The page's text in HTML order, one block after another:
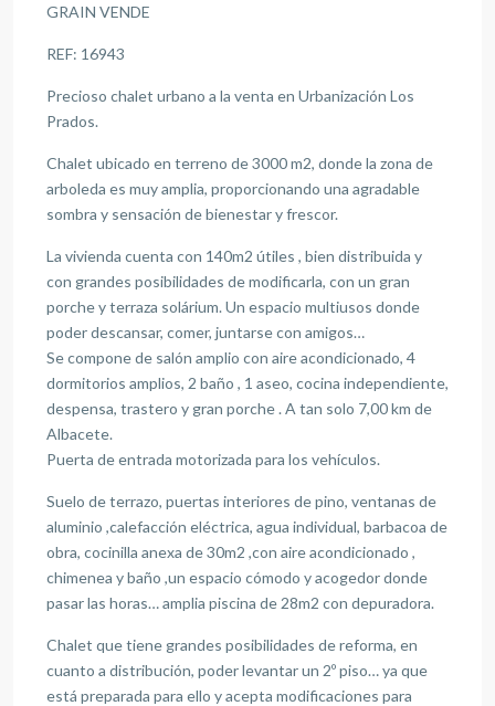
GRAIN VENDE
REF: 16943
Precioso chalet urbano a la venta en Urbanización Los
Prados.
Chalet ubicado en terreno de 3000 m2, donde la zona de
arboleda es muy amplia, proporcionando una agradable
sombra y sensación de bienestar y frescor.
La vivienda cuenta con 140m2 útiles , bien distribuida y
con grandes posibilidades de modificarla, con un gran
porche y terraza solárium. Un espacio multiusos donde
poder descansar, comer, juntarse con amigos…
Se compone de salón amplio con aire acondicionado, 4
dormitorios amplios, 2 baño , 1 aseo, cocina independiente,
despensa, trastero y gran porche . A tan solo 7,00 km de
Albacete.
Puerta de entrada motorizada para los vehículos.
Suelo de terrazo, puertas interiores de pino, ventanas de
aluminio ,calefacción eléctrica, agua individual, barbacoa de
obra, cocinilla anexa de 30m2 ,con aire acondicionado ,
chimenea y baño ,un espacio cómodo y acogedor donde
pasar las horas… amplia piscina de 28m2 con depuradora.
Chalet que tiene grandes posibilidades de reforma, en
cuanto a distribución, poder levantar un 2º piso… ya que
está preparada para ello y acepta modificaciones para